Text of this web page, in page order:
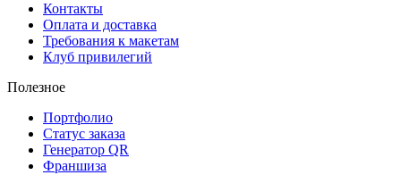
Контакты
Оплата и доставка
Требования к макетам
Клуб привилегий
Полезное
Портфолио
Статус заказа
Генератор QR
Франшиза